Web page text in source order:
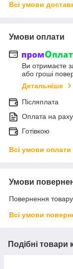
Всі умови
Умови оплати
Ви отримаєте
або гроші
Детальніше
Післяплата
Оплата на
Готівкою
Всі умови оплати
Умови
Повернення
Всі умови
Подібні товари